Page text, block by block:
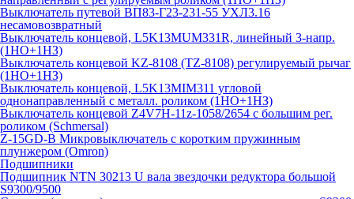
Выключатель путевой ВП83-Г23-231-55 УХЛ3.16
несамовозвратный
Выключатель концевой, L5K13MUM331R, линейный 3-напр.
(1НО+1НЗ)
Выключатель концевой KZ-8108 (TZ-8108) регулируемый рычаг
(1НО+1НЗ)
Выключатель концевой, L5K13MIM311 угловой
однонаправленный с металл. роликом (1НО+1НЗ)
Выключатель концевой Z4V7H-11z-1058/2654 с большим рег.
роликом (Schmersal)
Z-15GD-B Микровыключатель с коротким пружинным
плунжером (Omron)
Подшипники
Подшипник NTN 30213 U вала звездочки редуктора большой
S9300/9500